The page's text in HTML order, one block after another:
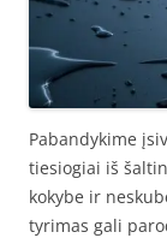
Pabandykime
tiesiogiai iš
kokybe ir
tyrimas gali